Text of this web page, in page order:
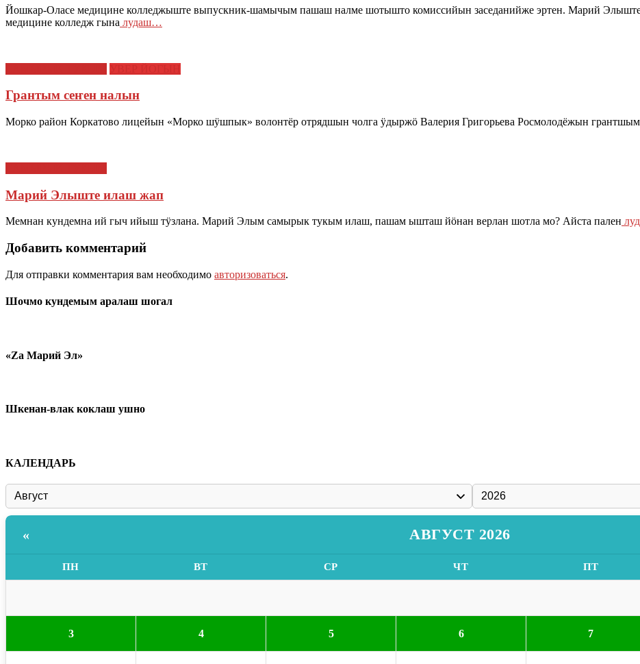
Йошкар-Оласе медицине колледжыште выпускник-шамычым пашаш налме шотышто комиссийын заседанийже эртен. Марий
медицине колледж гына лудаш…
Грантым сеҥен налын
Морко район Коркатово лицейын «Морко шӱшпык» волонтёр отрядшын чолга ӱдыржӧ Валерия Григорьева Росмолодёжын
Марий Элыште илаш жап
Мемнан кундемна ий гыч ийыш тӱзлана. Марий Элым самырык тукым илаш, пашам ышташ йӧнан верлан шотла мо? Айста пален
Добавить комментарий
Для отправки комментария вам необходимо авторизоваться.
Шочмо кундемым аралаш шогал
«Zа Марий Эл»
Шкенан-влак коклаш ушно
КАЛЕНДАРЬ
« АВГУСТ 2026
ПН ВТ СР ЧТ ПТ
3 4 5 6 7